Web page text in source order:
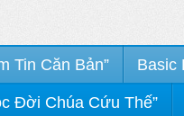
Tin Căn Bản” Basic
Đời Chúa Cứu Thế”